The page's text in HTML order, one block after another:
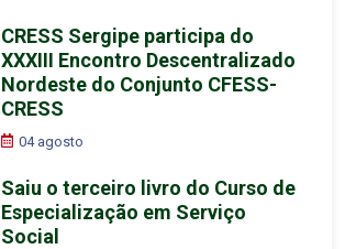
CRESS Sergipe participa do
XXXIII Encontro Descentralizado
Nordeste do Conjunto CFESS-
CRESS
04 agosto
Saiu o terceiro livro do Curso de
Especialização em Serviço
Social